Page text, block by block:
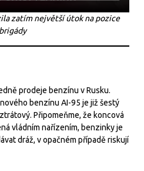
zatím největší útok na pozice
brigády
prodeje benzínu v Rusku.
benzínu AI-95 je již šestý
Připomeňme, že koncová
vládním nařízením, benzinky je
dráž, v opačném případě riskují